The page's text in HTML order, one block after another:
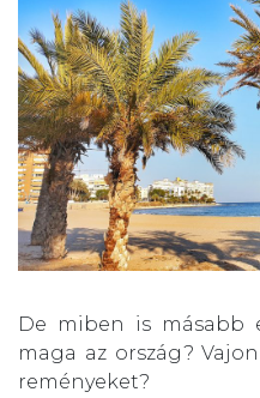
De miben is másabb
maga az ország?
reményeket?